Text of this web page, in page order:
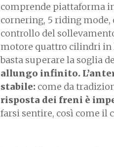
comprende piattaforma
cornering, 5 riding
controllo del
motore quattro cilindri in
basta superare la soglia
allungo infinito.
stabile: come da
risposta dei freni è
farsi sentire, così come il